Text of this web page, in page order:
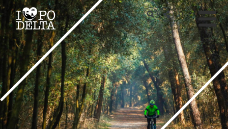
Delta del Po
Delta del Po
IT